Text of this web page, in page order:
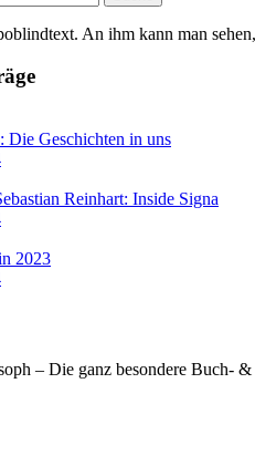
An ihm kann man
Die Geschichten in uns
Reinhart: Inside Signa
2023
– Die ganz besondere Buch-